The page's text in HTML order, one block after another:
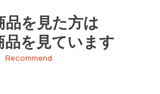
品を見た方は
品を見ています
Recommend